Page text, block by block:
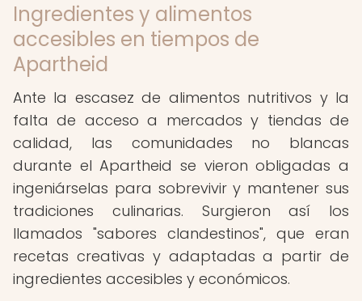
Ingredientes y alimentos
accesibles en tiempos de
Apartheid
Ante la escasez de alimentos nutritivos y la
falta de acceso a mercados y tiendas de
calidad, las comunidades no blancas
durante el Apartheid se vieron obligadas a
ingeniárselas para sobrevivir y mantener sus
tradiciones culinarias. Surgieron así los
llamados "sabores clandestinos", que eran
recetas creativas y adaptadas a partir de
ingredientes accesibles y económicos.